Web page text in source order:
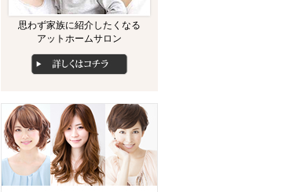
思わず家族に紹介したくなる
アットホームサロン